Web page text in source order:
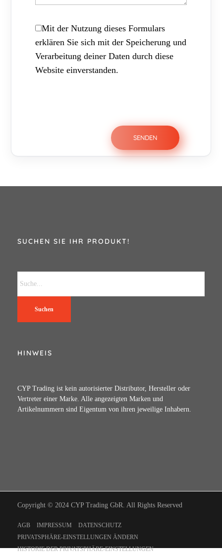
Mit der Nutzung dieses Formulars
erklären Sie sich mit der Speicherung und
Verarbeitung deiner Daten durch diese
Website einverstanden.
SUCHEN SIE IHR PRODUKT!
Suchen
HINWEIS
CYP Trading ist kein autorisierter Distributor, Hersteller oder
Vertreter einer Marke. Alle angezeigten Marken und
Artikelnummern sind Eigentum von ihren jeweilige Inhabern.
Copyright © 2024 CYP Trading GbR. All Rights Reserved
AGB IMPRESSUM
DATENSCHUTZ
PRIVATSPHÄRE-EINSTELLUNGEN ÄNDERN
HISTORIE DER PRIVATSPHÄRE-EINSTELLUNGEN